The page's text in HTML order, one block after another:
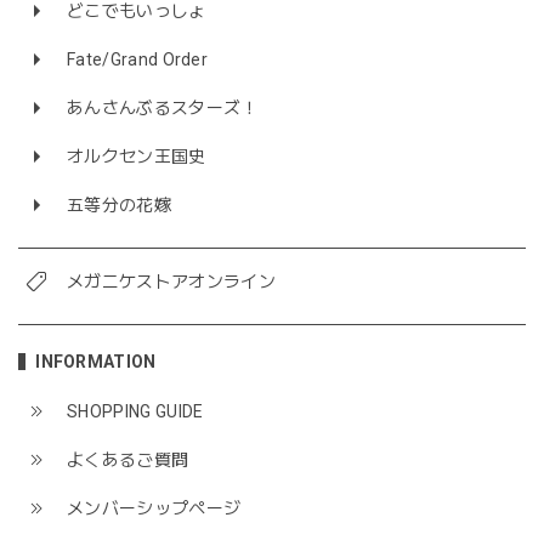
どこでもいっしょ
Fate/Grand Order
あんさんぶるスターズ！
オルクセン王国史
五等分の花嫁
メガニケストアオンライン
INFORMATION
SHOPPING GUIDE
よくあるご質問
メンバーシップページ